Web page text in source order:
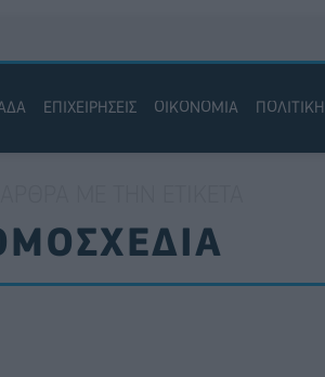
ΕΠΙΧΕΙΡΗΣΕΙΣ ΟΙΚΟΝΟΜΙΑ ΠΟΛΙΤΙΚΗ